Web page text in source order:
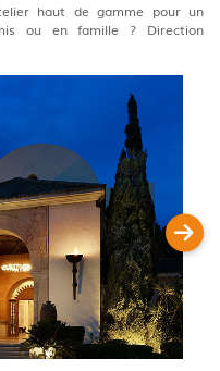
haut de gamme pour un
ou en famille ? Direction